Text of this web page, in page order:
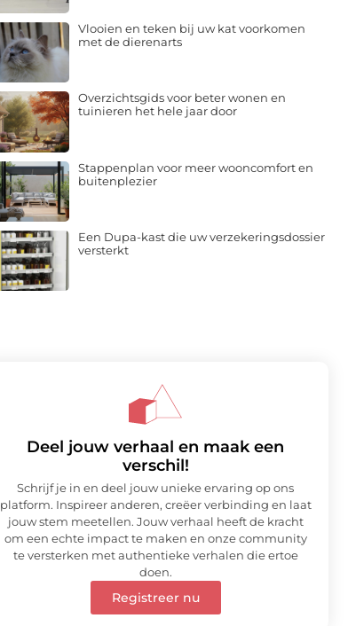
Vlooien en teken bij uw kat voorkomen
met de dierenarts
Overzichtsgids voor beter wonen en
tuinieren het hele jaar door
Stappenplan voor meer wooncomfort en
buitenplezier
Een Dupa-kast die uw verzekeringsdossier
versterkt
Deel jouw verhaal en maak een
verschil!
Schrijf je in en deel jouw unieke ervaring op ons
platform. Inspireer anderen, creëer verbinding en laat
jouw stem meetellen. Jouw verhaal heeft de kracht
om een echte impact te maken en onze community
te versterken met authentieke verhalen die ertoe
doen.
Registreer nu